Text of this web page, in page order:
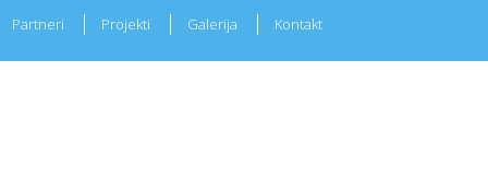
Partneri Projekti Galerija Kontakt